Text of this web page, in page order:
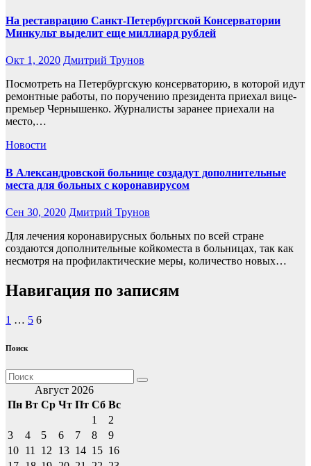
На реставрацию Санкт-Петербургской Консерватории
Минкульт выделит еще миллиард рублей
Окт 1, 2020 Дмитрий Трунов
Посмотреть на Петербургскую консерваторию, в которой идут
ремонтные работы, по поручению президента приехал вице-
премьер Чернышенко. Журналисты заранее приехали на
место,…
Новости
В Александровской больнице создадут дополнительные
места для больных с коронавирусом
Сен 30, 2020 Дмитрий Трунов
Для лечения коронавирусных больных по всей стране
создаются дополнительные койкоместа в больницах, так как
несмотря на профилактические меры, количество новых…
Навигация по записям
1 … 5 6
Поиск
Август 2026
Пн Вт Ср Чт Пт Сб Вс
1
2
3
4 5 6 7 8
9
10 11 12 13 14 15 16